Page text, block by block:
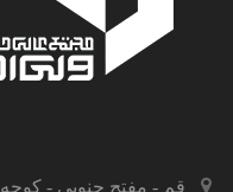
قم - مفتح جنوبی - کوچه 11- پلاک 5